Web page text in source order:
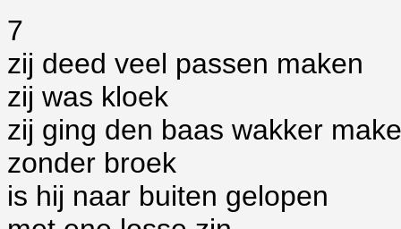
7
zij deed veel passen maken
zij was kloek
zij ging den baas wakker
zonder broek
is hij naar buiten gelopen